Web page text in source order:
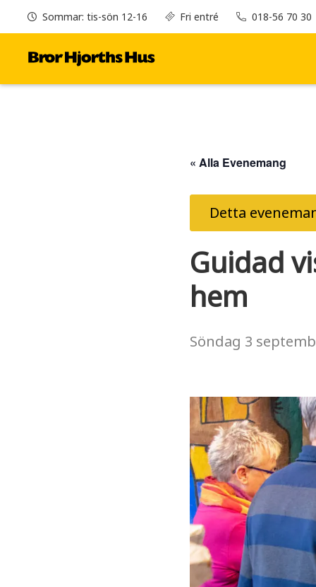
Sommar: tis-sön 12-16 Fri entré 018-56 70 30
« Alla Evenemang
Detta
Guidad
hem
Söndag 3